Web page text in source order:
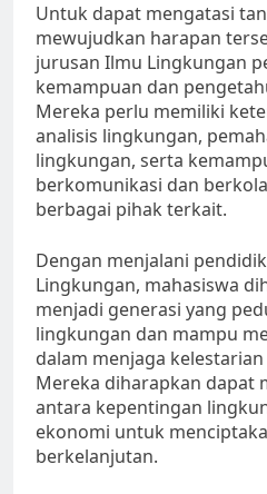
Untuk dapat mengatasi
mewujudkan harapan
jurusan Ilmu Lingkungan
kemampuan dan
Mereka perlu memiliki
analisis lingkungan,
lingkungan, serta
berkomunikasi dan
berbagai pihak terkait.
Dengan menjalani
Lingkungan, mahasiswa
menjadi generasi yang
lingkungan dan mampu
dalam menjaga
Mereka diharapkan dapat
antara kepentingan
ekonomi untuk
berkelanjutan.